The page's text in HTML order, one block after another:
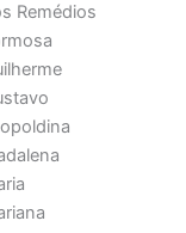
Remédios